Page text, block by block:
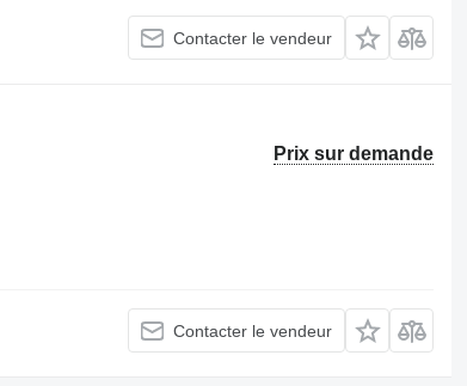
Contacter le vendeur
Prix sur demande
Contacter le vendeur